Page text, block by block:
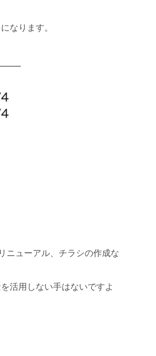
なります。
ニューアル、チラシの作成な
活用しない手はないですよ